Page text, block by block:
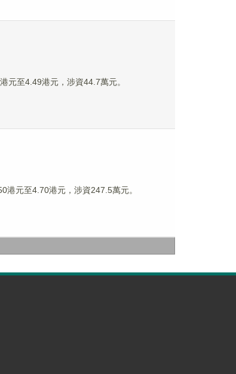
元至4.49港元，涉資44.7萬元。
港元至4.70港元，涉資247.5萬元。